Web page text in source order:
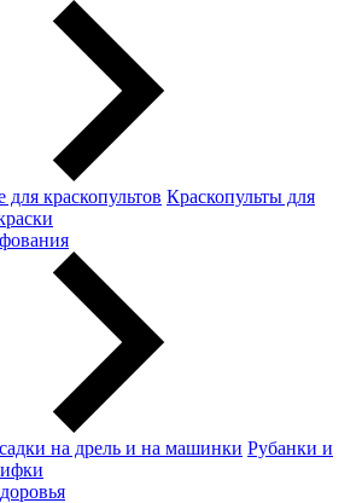
для краскопультов Краскопульты для
на дрель и на машинки Рубанки и